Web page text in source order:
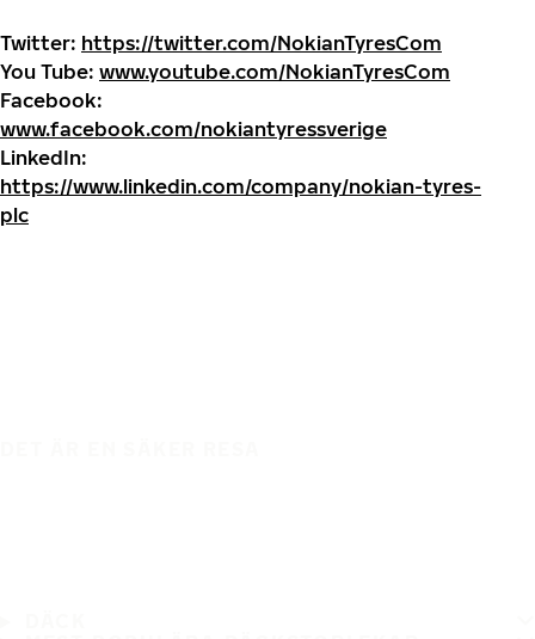
Twitter: https://twitter.com/NokianTyresCom
You Tube: www.youtube.com/NokianTyresCom
Facebook:
www.facebook.com/nokiantyressverige
LinkedIn:
https://www.linkedin.com/company/nokian-tyres-
plc